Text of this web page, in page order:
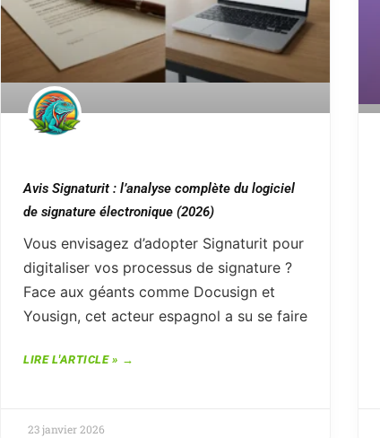
Avis Signaturit : l’analyse complète du logiciel
de signature électronique (2026)
Vous envisagez d’adopter Signaturit pour
digitaliser vos processus de signature ?
Face aux géants comme Docusign et
Yousign, cet acteur espagnol a su se faire
LIRE L'ARTICLE »
23 janvier 2026